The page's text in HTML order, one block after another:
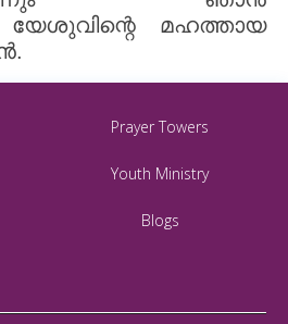
യേശുവിന്റെ മഹത്തായ
Prayer Towers
Youth Ministry
Blogs